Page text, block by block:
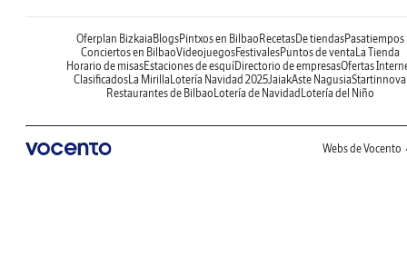
Oferplan Bizkaia BlogsPintxos en Bilbao RecetasDe tiendasPasatiempos
Conciertos en BilbaoVideojuegosFestivalesPuntos de venta La Tienda
Horario de misasEstaciones de esquíDirectorio de empresasOfertas
ClasificadosLa Mirilla Lotería Navidad 2025JaiakAste NagusiaStartinnova
Restaurantes de Bilbao Lotería de Navidad Lotería del Niño
Webs de Vocento